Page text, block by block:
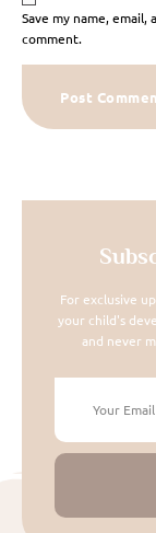
Save my name,
comment.
For exclusive
your child's
and never